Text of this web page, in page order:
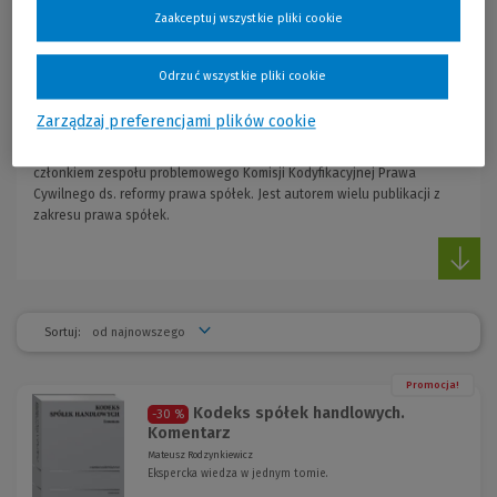
w gronie wiodących polskich prawników obsługujących transakcje
rynku kapitałowego jako prawnik rekomendowany przez „Chambers
Europe Guide – Europe’s Leading Lawyers for Business”. W latach
Warszawie S.A., pełnił także funkcję niezależnego członka rad
nadzorczych spółek giełdowych oraz członka rady nadzorczej
członkiem zespołu problemowego Komisji Kodyfikacyjnej Prawa
Cywilnego ds. reformy prawa spółek. Jest autorem wielu publikacji z
zakresu prawa spółek.
Sortuj:
Promocja!
-30 %
Kodeks spółek handlowych.
Komentarz
Mateusz Rodzynkiewicz
Ekspercka wiedza w jednym tomie.
Zarządzaj preferencjami plików cookie
Odrzuć wszystkie pliki cookie
Zaakceptuj wszystkie pliki cookie